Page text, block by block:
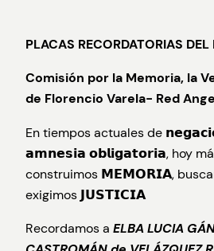
PLACAS RECORDATORIAS DEL
Comisión por la Memoria, la
de Florencio Varela- Red
En tiempos actuales de
𝗮𝗺𝗻𝗲𝘀𝗶𝗮 𝗼𝗯𝗹𝗶𝗴𝗮𝘁𝗼𝗿𝗶𝗮, hoy
construimos 𝗠𝗘𝗠𝗢𝗥𝗜𝗔,
exigimos 𝗝𝗨𝗦𝗧𝗜𝗖𝗜𝗔
Recordamos a ELBA LUCIA